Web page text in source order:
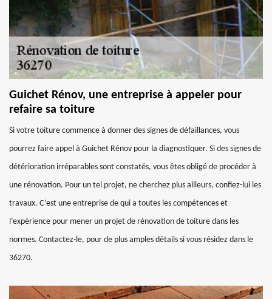
Guichet Rénov, une entreprise à appeler pour
refaire sa toiture
Si votre toiture commence à donner des signes de défaillances, vous
pourrez faire appel à Guichet Rénov pour la diagnostiquer. Si des signes de
détérioration irréparables sont constatés, vous êtes obligé de procéder à
une rénovation. Pour un tel projet, ne cherchez plus ailleurs, confiez-lui les
travaux. C’est une entreprise de qui a toutes les compétences et
l’expérience pour mener un projet de rénovation de toiture dans les
normes. Contactez-le, pour de plus amples détails si vous résidez dans le
36270.